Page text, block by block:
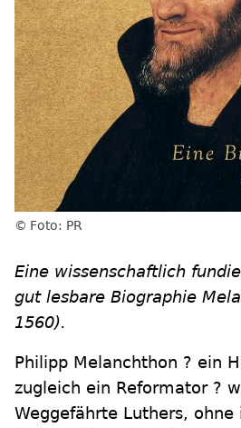
Foto: PR
Eine wissenschaftlich
gut lesbare Biographie
1560).
Philipp Melanchthon ? ein
zugleich ein Reformator ?
Weggefährte Luthers, ohne